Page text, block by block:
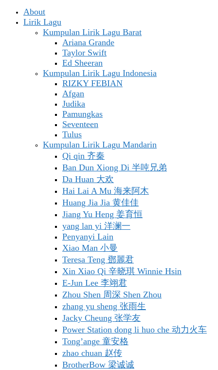
About
Lirik Lagu
Kumpulan Lirik Lagu Barat
Ariana Grande
Taylor Swift
Ed Sheeran
Kumpulan Lirik Lagu Indonesia
RIZKY FEBIAN
Afgan
Judika
Pamungkas
Seventeen
Tulus
Kumpulan Lirik Lagu Mandarin
Qi qin 齐秦
Ban Dun Xiong Di 半吨兄弟
Da Huan 大欢
Hai Lai A Mu 海来阿木
Huang Jia Jia 黄佳佳
Jiang Yu Heng 姜育恒
yang lan yi 洋澜一
Penyanyi Lain
Xiao Man 小曼
Teresa Teng 鄧麗君
Xin Xiao Qi 辛晓琪 Winnie Hsin
E-Jun Lee 李翊君
Zhou Shen 周深 Shen Zhou
zhang yu sheng 张雨生
Jacky Cheung 张学友
Power Station dong li huo che 动力火车
Tong’ange 童安格
zhao chuan 赵传
BrotherBow 梁诚诚